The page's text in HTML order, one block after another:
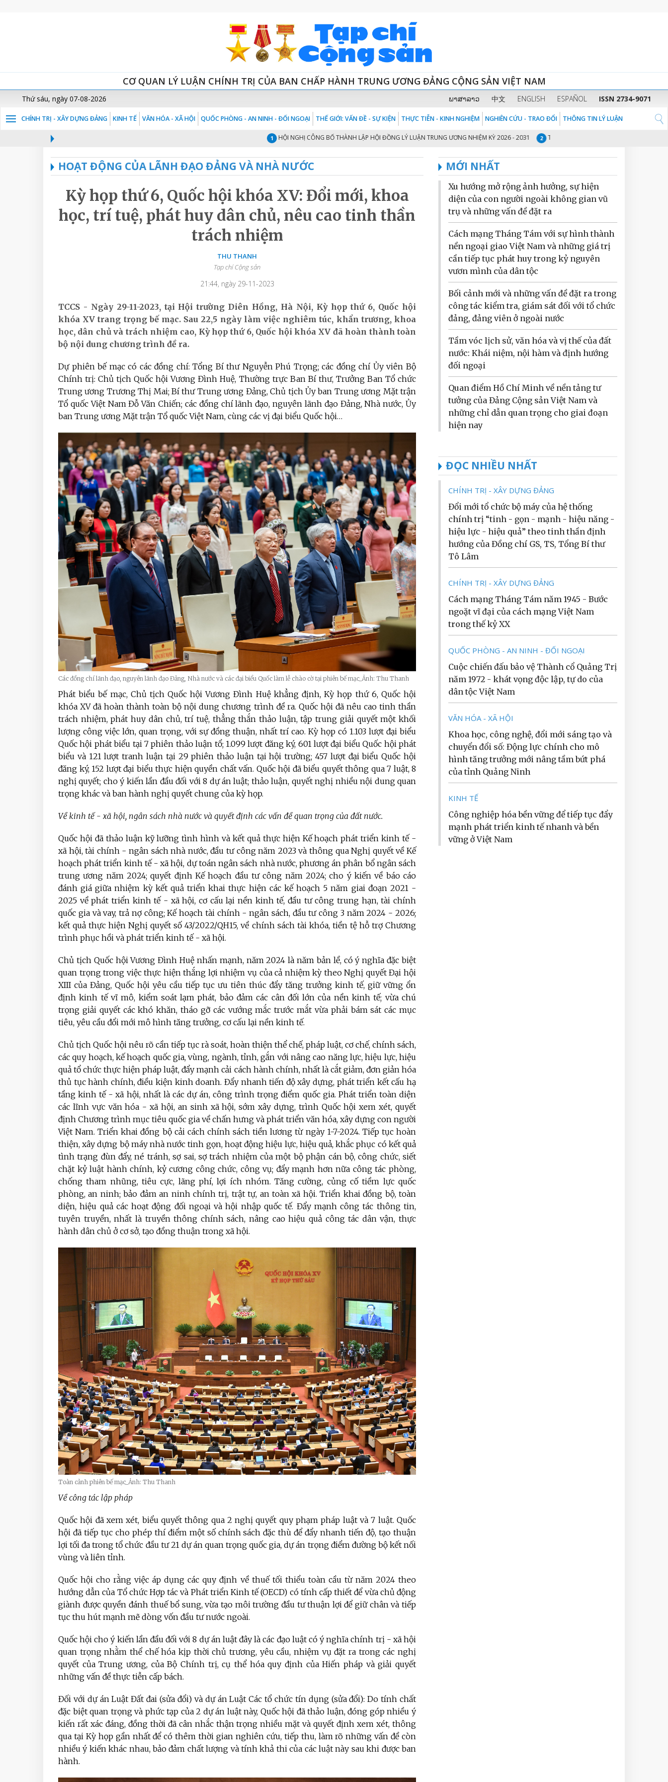
CƠ QUAN LÝ LUẬN CHÍNH TRỊ CỦA BAN CHẤP HÀNH TRUNG ƯƠNG ĐẢNG CỘNG SẢN VIỆT NAM
Thứ sáu, ngày 07-08-2026 ພາສາລາວ 中文 ENGLISH ESPAÑOL ISSN 2734-9071
CHÍNH TRỊ - XÂY DỰNG ĐẢNG KINH TẾ VĂN HÓA - XÃ HỘI QUỐC PHÒNG - AN NINH - ĐỐI NGOẠI THẾ GIỚI: VẤN ĐỀ - SỰ KIỆN THỰC TIỄN - KINH NGHIỆM NGHIÊN CỨU - TRAO ĐỔI THÔNG TIN LÝ LUẬN
HỘI NGHỊ CÔNG BỐ THÀNH LẬP HỘI ĐỒNG LÝ LUẬN TRUNG ƯƠNG NHIỆM KỲ 2026 - 2031 2 THỦ TƯỚNG CHÍNH PHỦ PHẠM MINH CHÍNH:
HOẠT ĐỘNG CỦA LÃNH ĐẠO ĐẢNG VÀ NHÀ NƯỚC
Kỳ họp thứ 6, Quốc hội khóa XV: Đổi mới, khoa
học, trí tuệ, phát huy dân chủ, nêu cao tinh thần
trách nhiệm
THU THANH
Tạp chí Cộng sản
21:44, ngày 29-11-2023
TCCS - Ngày 29-11-2023, tại Hội trường Diên Hồng, Hà Nội, Kỳ họp thứ 6, Quốc hội
khóa XV trang trọng bế mạc. Sau 22,5 ngày làm việc nghiêm túc, khẩn trương, khoa
học, dân chủ và trách nhiệm cao, Kỳ họp thứ 6, Quốc hội khóa XV đã hoàn thành toàn
bộ nội dung chương trình đề ra.
Dự phiên bế mạc có các đồng chí: Tổng Bí thư Nguyễn Phú Trọng; các đồng chí Ủy viên Bộ
Chính trị: Chủ tịch Quốc hội Vương Đình Huệ, Thường trực Ban Bí thư, Trưởng Ban Tổ chức
Trung ương Trương Thị Mai; Bí thư Trung ương Đảng, Chủ tịch Ủy ban Trung ương Mặt trận
Tổ quốc Việt Nam Đỗ Văn Chiến; các đồng chí lãnh đạo, nguyên lãnh đạo Đảng, Nhà nước, Ủy
ban Trung ương Mặt trận Tổ quốc Việt Nam, cùng các vị đại biểu Quốc hội…
Các đồng chí lãnh đạo, nguyên lãnh đạo Đảng, Nhà nước và các đại biểu Quốc làm lễ chào cờ tại phiên bế mạc_Ảnh: Thu Thanh
Phát biểu bế mạc, Chủ tịch Quốc hội Vương Đình Huệ khẳng định, Kỳ họp thứ 6, Quốc hội
khóa XV đã hoàn thành toàn bộ nội dung chương trình đề ra. Quốc hội đã nêu cao tinh thần
trách nhiệm, phát huy dân chủ, trí tuệ, thẳng thắn thảo luận, tập trung giải quyết một khối
lượng công việc lớn, quan trọng, với sự đồng thuận, nhất trí cao. Kỳ họp có 1.103 lượt đại biểu
Quốc hội phát biểu tại 7 phiên thảo luận tổ; 1.099 lượt đăng ký, 601 lượt đại biểu Quốc hội phát
biểu và 121 lượt tranh luận tại 29 phiên thảo luận tại hội trường; 457 lượt đại biểu Quốc hội
đăng ký, 152 lượt đại biểu thực hiện quyền chất vấn. Quốc hội đã biểu quyết thông qua 7 luật, 8
nghị quyết; cho ý kiến lần đầu đối với 8 dự án luật; thảo luận, quyết nghị nhiều nội dung quan
trọng khác và ban hành nghị quyết chung của kỳ họp.
Về kinh tế - xã hội, ngân sách nhà nước và quyết định các vấn đề quan trọng của đất nước.
Quốc hội đã thảo luận kỹ lưỡng tình hình và kết quả thực hiện Kế hoạch phát triển kinh tế -
xã hội, tài chính - ngân sách nhà nước, đầu tư công năm 2023 và thông qua Nghị quyết về Kế
hoạch phát triển kinh tế - xã hội, dự toán ngân sách nhà nước, phương án phân bổ ngân sách
trung ương năm 2024; quyết định Kế hoạch đầu tư công năm 2024; cho ý kiến về báo cáo
đánh giá giữa nhiệm kỳ kết quả triển khai thực hiện các kế hoạch 5 năm giai đoạn 2021 -
2025 về phát triển kinh tế - xã hội, cơ cấu lại nền kinh tế, đầu tư công trung hạn, tài chính
quốc gia và vay, trả nợ công; Kế hoạch tài chính - ngân sách, đầu tư công 3 năm 2024 - 2026;
kết quả thực hiện Nghị quyết số 43/2022/QH15, về chính sách tài khóa, tiền tệ hỗ trợ Chương
trình phục hồi và phát triển kinh tế - xã hội.
Chủ tịch Quốc hội Vương Đình Huệ nhấn mạnh, năm 2024 là năm bản lề, có ý nghĩa đặc biệt
quan trọng trong việc thực hiện thắng lợi nhiệm vụ của cả nhiệm kỳ theo Nghị quyết Đại hội
XIII của Đảng, Quốc hội yêu cầu tiếp tục ưu tiên thúc đẩy tăng trưởng kinh tế, giữ vững ổn
định kinh tế vĩ mô, kiểm soát lạm phát, bảo đảm các cân đối lớn của nền kinh tế; vừa chú
trọng giải quyết các khó khăn, tháo gỡ các vướng mắc trước mắt vừa phải bám sát các mục
tiêu, yêu cầu đổi mới mô hình tăng trưởng, cơ cấu lại nền kinh tế.
Chủ tịch Quốc hội nêu rõ cần tiếp tục rà soát, hoàn thiện thể chế, pháp luật, cơ chế, chính sách,
các quy hoạch, kế hoạch quốc gia, vùng, ngành, tỉnh, gắn với nâng cao năng lực, hiệu lực, hiệu
quả tổ chức thực hiện pháp luật, đẩy mạnh cải cách hành chính, nhất là cắt giảm, đơn giản hóa
thủ tục hành chính, điều kiện kinh doanh. Đẩy nhanh tiến độ xây dựng, phát triển kết cấu hạ
tầng kinh tế - xã hội, nhất là các dự án, công trình trọng điểm quốc gia. Phát triển toàn diện
các lĩnh vực văn hóa - xã hội, an sinh xã hội, sớm xây dựng, trình Quốc hội xem xét, quyết
định Chương trình mục tiêu quốc gia về chấn hưng và phát triển văn hóa, xây dựng con người
Việt Nam. Triển khai đồng bộ cải cách chính sách tiền lương từ ngày 1-7-2024. Tiếp tục hoàn
thiện, xây dựng bộ máy nhà nước tinh gọn, hoạt động hiệu lực, hiệu quả, khắc phục có kết quả
tình trạng đùn đẩy, né tránh, sợ sai, sợ trách nhiệm của một bộ phận cán bộ, công chức, siết
chặt kỷ luật hành chính, kỷ cương công chức, công vụ; đẩy mạnh hơn nữa công tác phòng,
chống tham nhũng, tiêu cực, lãng phí, lợi ích nhóm. Tăng cường, củng cố tiềm lực quốc
phòng, an ninh; bảo đảm an ninh chính trị, trật tự, an toàn xã hội. Triển khai đồng bộ, toàn
diện, hiệu quả các hoạt động đối ngoại và hội nhập quốc tế. Đẩy mạnh công tác thông tin,
tuyên truyền, nhất là truyền thông chính sách, nâng cao hiệu quả công tác dân vận, thực
hành dân chủ ở cơ sở, tạo đồng thuận trong xã hội.
Toàn cảnh phiên bế mạc_Ảnh: Thu Thanh
Về công tác lập pháp
Quốc hội đã xem xét, biểu quyết thông qua 2 nghị quyết quy phạm pháp luật và 7 luật. Quốc
hội đã tiếp tục cho phép thí điểm một số chính sách đặc thù để đẩy nhanh tiến độ, tạo thuận
lợi tối đa trong tổ chức đầu tư 21 dự án quan trọng quốc gia, dự án trọng điểm đường bộ kết nối
vùng và liên tỉnh.
Quốc hội cho rằng việc áp dụng các quy định về thuế tối thiểu toàn cầu từ năm 2024 theo
hướng dẫn của Tổ chức Hợp tác và Phát triển Kinh tế (OECD) có tính cấp thiết để vừa chủ động
giành được quyền đánh thuế bổ sung, vừa tạo môi trường đầu tư thuận lợi để giữ chân và tiếp
tục thu hút mạnh mẽ dòng vốn đầu tư nước ngoài.
Quốc hội cho ý kiến lần đầu đối với 8 dự án luật đây là các đạo luật có ý nghĩa chính trị - xã hội
quan trọng nhằm thể chế hóa kịp thời chủ trương, yêu cầu, nhiệm vụ đặt ra trong các nghị
quyết của Trung ương, của Bộ Chính trị, cụ thể hóa quy định của Hiến pháp và giải quyết
những vấn đề thực tiễn cấp bách.
Đối với dự án Luật Đất đai (sửa đổi) và dự án Luật Các tổ chức tín dụng (sửa đổi): Do tính chất
đặc biệt quan trọng và phức tạp của 2 dự án luật này, Quốc hội đã thảo luận, đóng góp nhiều ý
kiến rất xác đáng, đồng thời đã cân nhắc thận trọng nhiều mặt và quyết định xem xét, thông
qua tại Kỳ họp gần nhất để có thêm thời gian nghiên cứu, tiếp thu, làm rõ những vấn đề còn
nhiều ý kiến khác nhau, bảo đảm chất lượng và tính khả thi của các luật này sau khi được ban
hành.
MỚI NHẤT
Xu hướng mở rộng ảnh hưởng, sự hiện
diện của con người ngoài không gian vũ
trụ và những vấn đề đặt ra
Cách mạng Tháng Tám với sự hình thành
nền ngoại giao Việt Nam và những giá trị
cần tiếp tục phát huy trong kỷ nguyên
vươn mình của dân tộc
Bối cảnh mới và những vấn đề đặt ra trong
công tác kiểm tra, giám sát đối với tổ chức
đảng, đảng viên ở ngoài nước
Tầm vóc lịch sử, văn hóa và vị thế của đất
nước: Khái niệm, nội hàm và định hướng
đối ngoại
Quan điểm Hồ Chí Minh về nền tảng tư
tưởng của Đảng Cộng sản Việt Nam và
những chỉ dẫn quan trọng cho giai đoạn
hiện nay
ĐỌC NHIỀU NHẤT
CHÍNH TRỊ - XÂY DỰNG ĐẢNG
Đổi mới tổ chức bộ máy của hệ thống
chính trị “tinh - gọn - mạnh - hiệu năng -
hiệu lực - hiệu quả” theo tinh thần định
hướng của Đồng chí GS, TS, Tổng Bí thư
Tô Lâm
CHÍNH TRỊ - XÂY DỰNG ĐẢNG
Cách mạng Tháng Tám năm 1945 - Bước
ngoặt vĩ đại của cách mạng Việt Nam
trong thế kỷ XX
QUỐC PHÒNG - AN NINH - ĐỐI NGOẠI
Cuộc chiến đấu bảo vệ Thành cổ Quảng Trị
năm 1972 - khát vọng độc lập, tự do của
dân tộc Việt Nam
VĂN HÓA - XÃ HỘI
Khoa học, công nghệ, đổi mới sáng tạo và
chuyển đổi số: Động lực chính cho mô
hình tăng trưởng mới nâng tầm bứt phá
của tỉnh Quảng Ninh
KINH TẾ
Công nghiệp hóa bền vững để tiếp tục đẩy
mạnh phát triển kinh tế nhanh và bền
vững ở Việt Nam